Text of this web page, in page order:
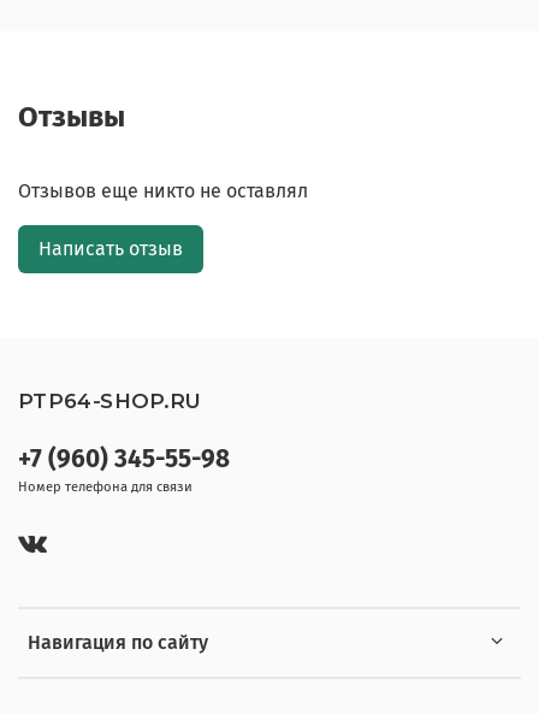
Отзывы
Отзывов еще никто не оставлял
Написать отзыв
Навигация по сайту
+7 (960) 345-55-98
Номер телефона для связи
PTP64-SHOP.RU